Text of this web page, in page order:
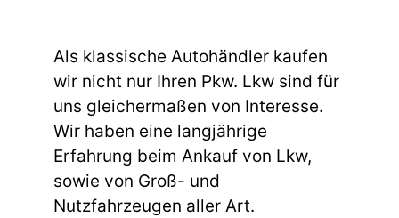
Als klassische Autohändler kaufen
wir nicht nur Ihren Pkw. Lkw sind für
uns gleichermaßen von Interesse.
Wir haben eine langjährige
Erfahrung beim Ankauf von Lkw,
sowie von Groß- und
Nutzfahrzeugen aller Art.